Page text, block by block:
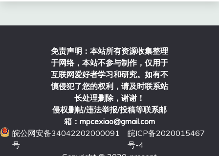
免责声明：本站所有资源收集整理
于网络，本站不参与制作，仅用于
互联网爱好者学习和研究。如有不
慎侵犯了您的权利，请及时联系站
长处理删除，谢谢！
侵权删帖/违法举报/投稿等联系邮
箱：mpcexiao@gmail.com
皖公网安备34042202000091
号
皖ICP备2020015467
号-4